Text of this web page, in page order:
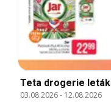
Teta drogerie leták
03.08.2026- 12.08.2026